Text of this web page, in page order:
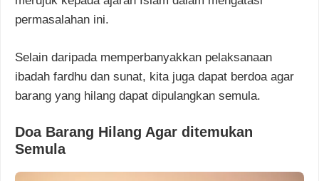
permasalahan ini.
Selain daripada memperbanyakkan pelaksanaan
ibadah fardhu dan sunat, kita juga dapat berdoa agar
barang yang hilang dapat dipulangkan semula.
Doa Barang Hilang Agar ditemukan
Semula